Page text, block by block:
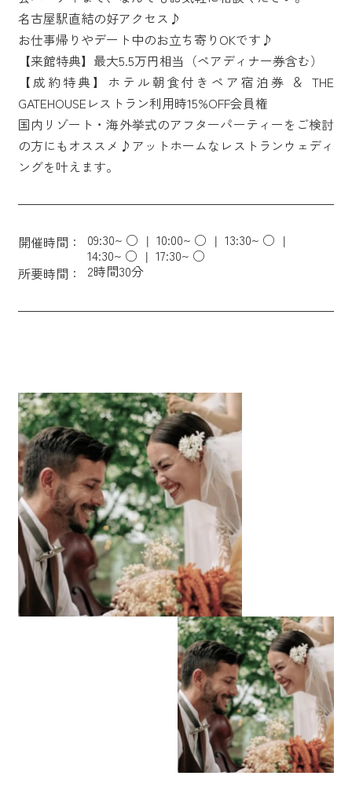
名古屋駅直結の好アクセス♪
お仕事帰りやデート中のお立ち寄りOKです♪
【来館特典】最大5.5万円相当（ペアディナー券含む）
【成約特典】ホテル朝食付きペア宿泊券 ＆ THE
GATEHOUSEレストラン利用時15%OFF会員権
国内リゾート・海外挙式のアフターパーティーをご検討
の方にもオススメ♪アットホームなレストランウェディ
ングを叶えます。
開催時間： 09:30~ ○ 10:00~ ○
13:30~ ○
14:30~ ○
17:30~ ○
所要時間：
2時間30分